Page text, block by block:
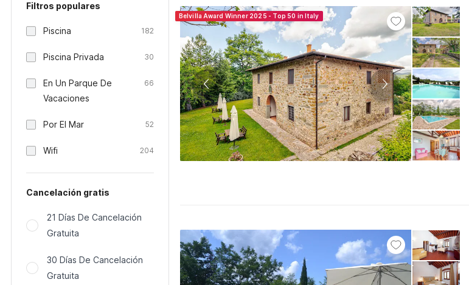
Filtros populares
Piscina 182
Piscina Privada 30
En Un Parque De
Vacaciones
66
Por El Mar 52
Wifi 204
Cancelación gratis
21 Días De Cancelación
Gratuita
30 Días De Cancelación
Gratuita
Belvilla Award Winner 2025 - Top 50 in Italy